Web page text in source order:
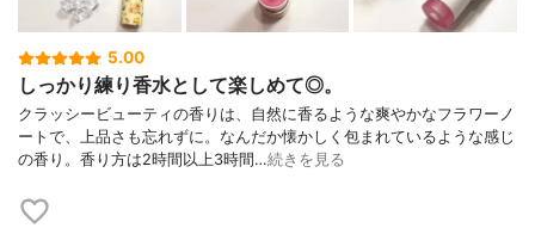
5.00
しっかり練り香水として楽しめて◎。
クラッシービューティの香りは、自然に香るような爽やかなフラワーノ
ートで、上品さも忘れずに。なんだか懐かしく包まれているような感じ
の香り。香り方は2時間以上3時間…続きを見る